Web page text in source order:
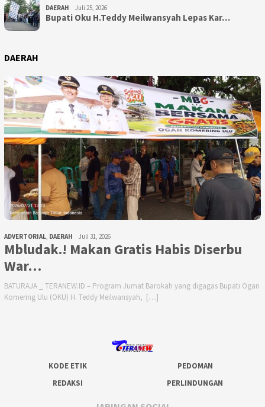
DAERAH Juli 25, 2026
Bupati Oku H.Teddy Meilwansyah Lepas Kar…
DAERAH
ADVERTORIAL DAERAH Juli 31, 2026
Mbludak.! Makan Gratis Habis Diserbu
War…
BATURAJA _ TERANEW.ID – Program Jumat Barokah yang digagas Bupati Ogan
Komering Ulu (OKU) H. Teddy Meilwansyah, […]
KODE ETIK
PEDOMAN
REDAKSI
PERLINDUNGAN